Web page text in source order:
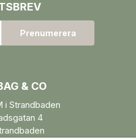
Prenumerera
& CO
i Strandbaden
4